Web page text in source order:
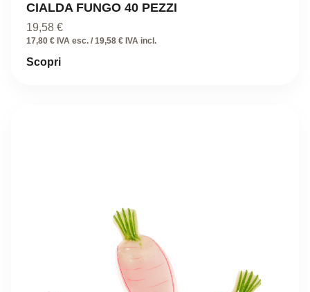
CIALDA FUNGO 40 PEZZI
19,58 €
17,80 € IVA esc. / 19,58 € IVA incl.
Scopri